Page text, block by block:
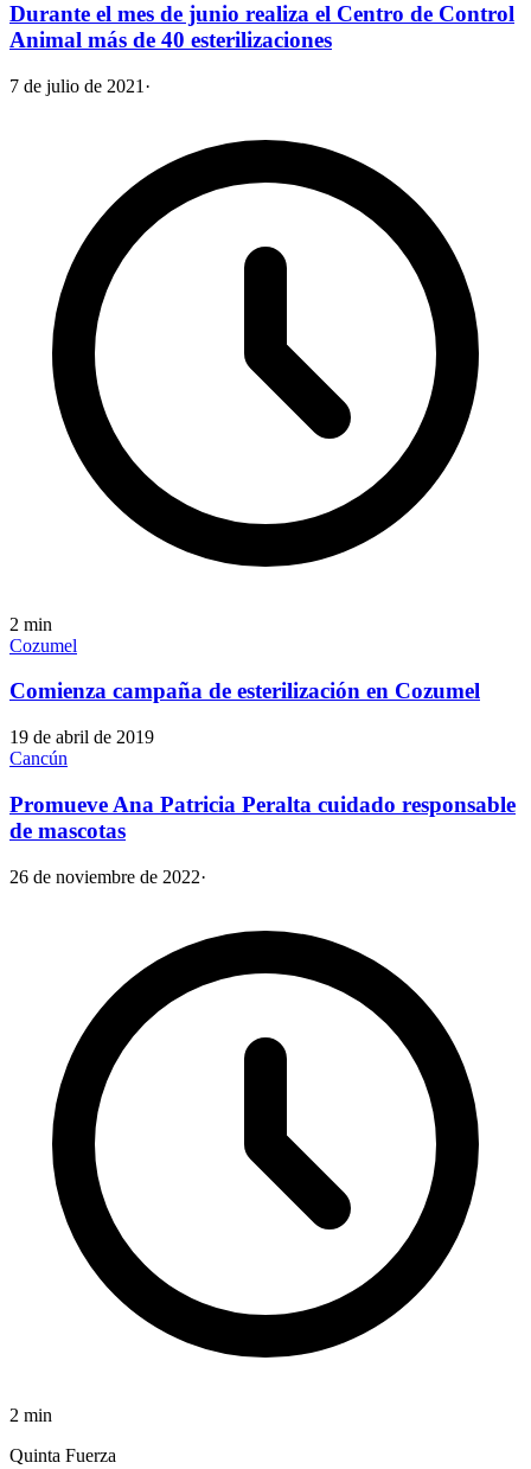
Durante el mes de junio realiza el Centro de Control
Animal más de 40 esterilizaciones
7 de julio de 2021 ·
2 min
Cozumel
Comienza campaña de esterilización en Cozumel
19 de abril de 2019
Cancún
Promueve Ana Patricia Peralta cuidado responsable
de mascotas
26 de noviembre de 2022·
2 min
Quinta Fuerza